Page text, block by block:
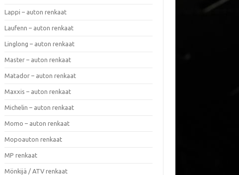
Lappi – auton renkaat
Laufenn – auton renkaat
Linglong – auton renkaat
Master – auton renkaat
Matador – auton renkaat
Maxxis – auton renkaat
Michelin – auton renkaat
Momo – auton renkaat
Mopoauton renkaat
MP renkaat
Mönkijä / ATV renkaat